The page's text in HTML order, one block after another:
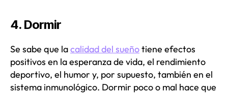
4. Dormir
Se sabe que lacalidad del sueñotiene efectos
positivos en la esperanza de vida, el rendimiento
deportivo, el humor y, por supuesto, también en el
sistema inmunológico. Dormir poco o mal hace que